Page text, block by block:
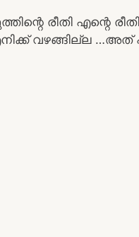
രീതി എന്റെ
വഴങ്ങില്ല …അത്